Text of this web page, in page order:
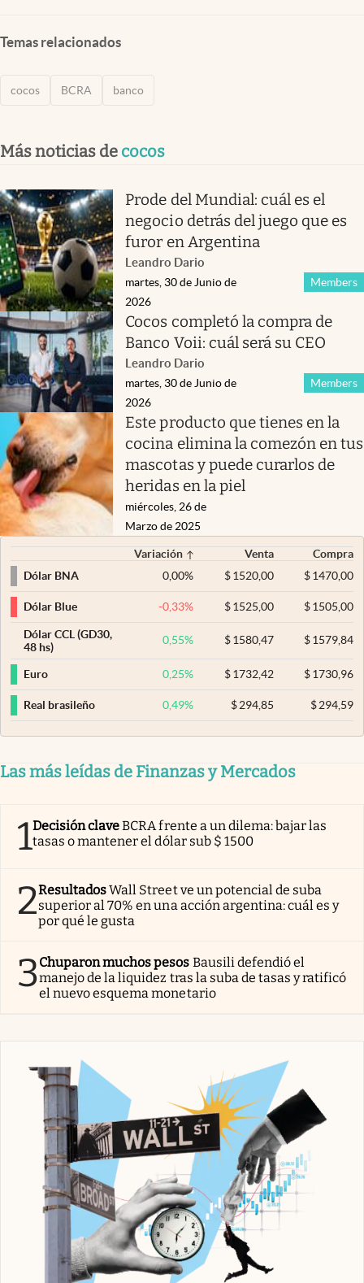
Temas relacionados
cocos BCRA banco
Más noticias de cocos
Prode del Mundial: cuál es el
negocio detrás del juego que es
furor en Argentina
Leandro Dario
Members
martes, 30 de Junio de
2026
Cocos completó la compra de
Banco Voii: cuál será su CEO
Leandro Dario
Members
martes, 30 de Junio de
2026
Este producto que tienes en la
cocina elimina la comezón en tus
mascotas y puede curarlos de
heridas en la piel
miércoles, 26 de
Marzo de 2025
Variación Venta
Compra
Dólar BNA
0,00% $ 1520,00 $1470,00
Dólar Blue -0,33% $ 1525,00 $1505,00
Dólar CCL (GD30,
48 hs)
0,55% $ 1580,47 $1579,84
Euro 0,25% $ 1732,42 $1730,96
Real brasileño 0,49% $ 294,85 $294,59
Las más leídas de Finanzas y Mercados
1Decisión claveBCRA frente a un dilema: bajar las
tasas o mantener el dólar sub $ 1500
2ResultadosWall Street ve un potencial de suba
superior al 70% en una acción argentina: cuál es y
por qué le gusta
3Chuparon muchos pesos Bausili defendió el
manejo de la liquidez tras la suba de tasas y ratificó
el nuevo esquema monetario